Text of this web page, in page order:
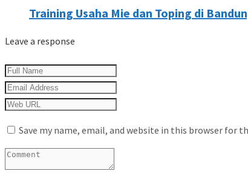
Training Usaha Mie dan Toping di
Leave a response
Save my name, email, and website in this browser for